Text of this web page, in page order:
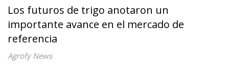
Los futuros de trigo anotaron un
importante avance en el mercado de
referencia
Agrofy News